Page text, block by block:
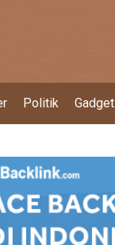
Politik Gadget